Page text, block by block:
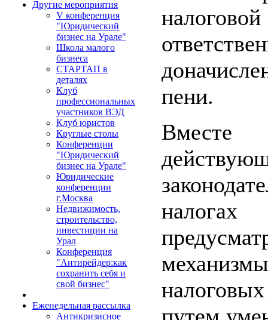
Другие мероприятия
V конференция
"Юридический
бизнес на Урале"
Школа малого
бизнеса
СТАРТАП в
деталях
Клуб
профессиональных
участников ВЭД
Клуб юристов
Круглые столы
Конференции
"Юридический
бизнес на Урале"
Юридические
конференции
г.Москва
Недвижимость,
строительство,
инвестиции на
Урал
Конференция
"Антирейдер:как
сохранить себя и
свой бизнес"
Еженедельная рассылка
Антикризисное
налоговой
пени.